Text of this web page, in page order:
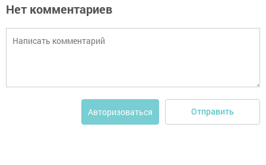
Нет комментариев
Авторизоваться Отправить